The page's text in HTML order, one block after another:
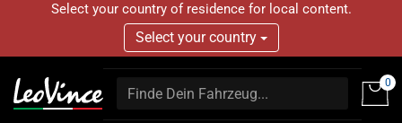
Select your country of residence for local content.
Select your country
0